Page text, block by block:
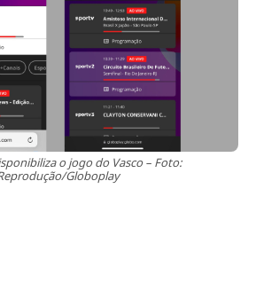
o jogo do Vasco – Foto:
Globoplay